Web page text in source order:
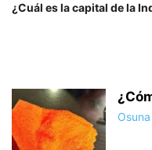
¿Cuál es la capital de la
Osuna